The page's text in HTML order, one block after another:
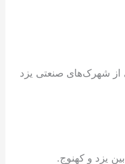
از شهرک‌های صنعتی یزد
یزد و کهنوج.